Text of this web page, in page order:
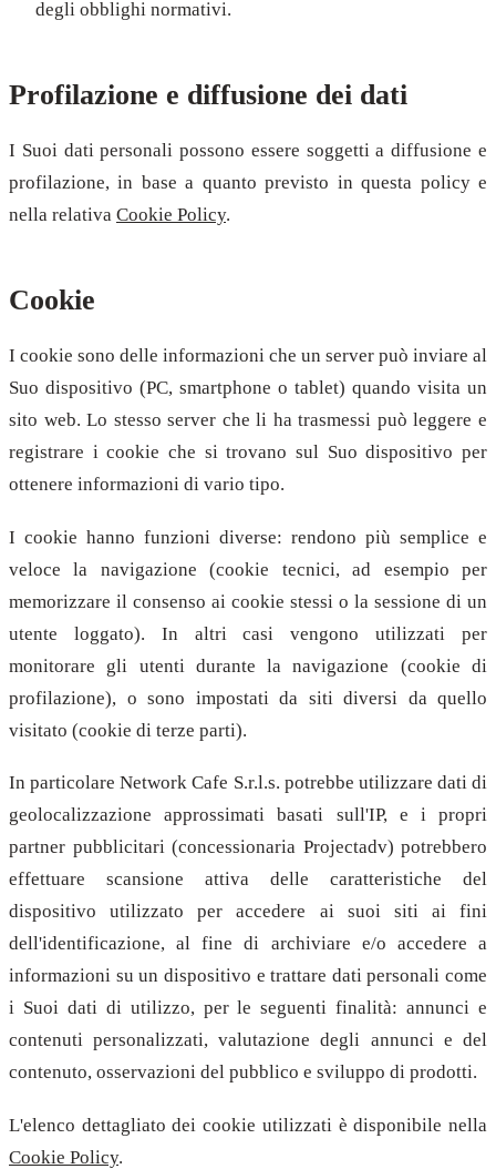
degli obblighi normativi.
Profilazione e diffusione dei dati
I Suoi dati personali possono essere soggetti a diffusione e
profilazione, in base a quanto previsto in questa policy e
nella relativa Cookie Policy.
Cookie
I cookie sono delle informazioni che un server può inviare al
Suo dispositivo (PC, smartphone o tablet) quando visita un
sito web. Lo stesso server che li ha trasmessi può leggere e
registrare i cookie che si trovano sul Suo dispositivo per
ottenere informazioni di vario tipo.
I cookie hanno funzioni diverse: rendono più semplice e
veloce la navigazione (cookie tecnici, ad esempio per
memorizzare il consenso ai cookie stessi o la sessione di un
utente loggato). In altri casi vengono utilizzati per
monitorare gli utenti durante la navigazione (cookie di
profilazione), o sono impostati da siti diversi da quello
visitato (cookie di terze parti).
In particolare Network Cafe S.r.l.s. potrebbe utilizzare dati di
geolocalizzazione approssimati basati sull'IP, e i propri
partner pubblicitari (concessionaria Projectadv) potrebbero
effettuare scansione attiva delle caratteristiche del
dispositivo utilizzato per accedere ai suoi siti ai fini
dell'identificazione, al fine di archiviare e/o accedere a
informazioni su un dispositivo e trattare dati personali come
i Suoi dati di utilizzo, per le seguenti finalità: annunci e
contenuti personalizzati, valutazione degli annunci e del
contenuto, osservazioni del pubblico e sviluppo di prodotti.
L'elenco dettagliato dei cookie utilizzati è disponibile nella
Cookie Policy.